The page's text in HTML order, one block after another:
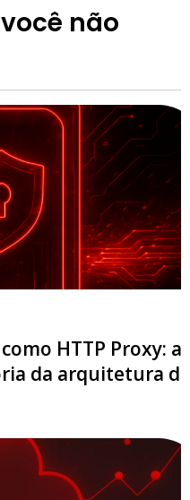
não
HTTP Proxy: a
da arquitetura de